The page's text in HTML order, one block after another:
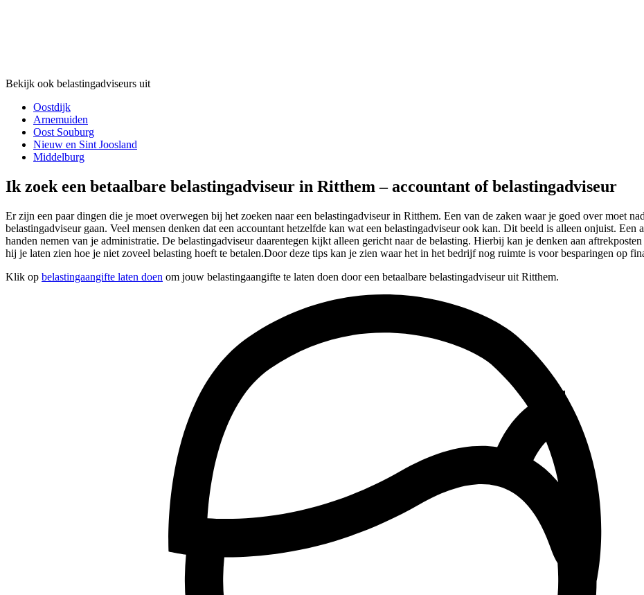
Bekijk ook belastingadviseurs uit
Oostdijk
Arnemuiden
Oost Souburg
Nieuw en Sint Joosland
Middelburg
Ik zoek een betaalbare belastingadviseur in Ritthem – accountant of belastingadviseur
Er zijn een paar dingen die je moet overwegen bij het zoeken naar een belastingadviseur in Ritthem. Een van de zaken waar je goed over moet
belastingadviseur gaan. Veel mensen denken dat een accountant hetzelfde kan wat een belastingadviseur ook kan. Dit beeld is alleen onjuist.
handen nemen van je administratie. De belastingadviseur daarentegen kijkt alleen gericht naar de belasting. Hierbij kan je denken aan
hij je laten zien hoe je niet zoveel belasting hoeft te betalen.Door deze tips kan je zien waar het in het bedrijf nog ruimte is voor besparingen op
Klik op belastingaangifte laten doen om jouw belastingaangifte te laten doen door een betaalbare belastingadviseur uit Ritthem.